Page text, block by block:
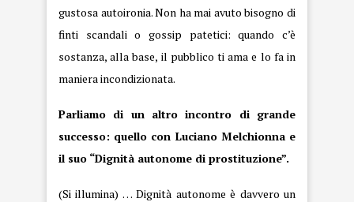
gustosa autoironia. Non ha mai avuto bisogno di
finti scandali o gossip patetici: quando c’è
sostanza, alla base, il pubblico ti ama e lo fa in
maniera incondizionata.
Parliamo di un altro incontro di grande
successo: quello con Luciano Melchionna e
il suo “Dignità autonome di prostituzione”.
(Si illumina) … Dignità autonome è davvero un